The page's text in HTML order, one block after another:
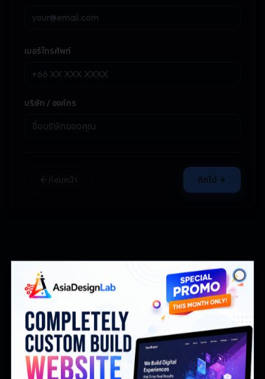
เบอร์โทรศัพท์
บริษัท / องค์กร
ก่อนหน้า ถัดไป
Close